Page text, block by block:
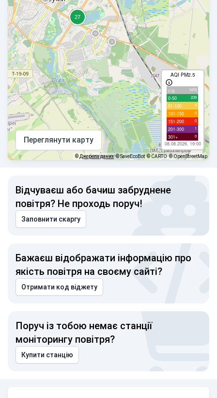
AQI PM2.5
с/д 1415
0-50 239
51-100 9
101-150 0
151-200 0
201-300 1
301+ 0
08.08.2026, 19:00
Переглянути карту
© Джерела даних © SaveEcoBot © CARTO © OpenStreetMap
Відчуваєш або бачиш забруднене
повітря? Не проходь поруч!
Заповнити скаргу
Бажаєш відображати інформацію про
якість повітря на своєму сайті?
Отримати код віджету
Поруч із тобою немає станції
моніторингу повітря?
Купити станцію